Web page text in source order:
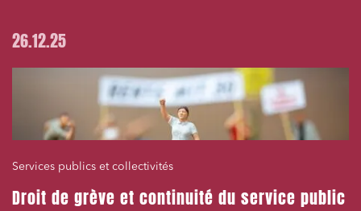
26.12.25
Services publics et collectivités
Droit de grève et continuité du service public